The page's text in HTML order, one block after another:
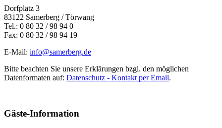
Dorfplatz 3
83122 Samerberg / Törwang
Tel.: 0 80 32 / 98 94 0
Fax: 0 80 32 / 98 94 19
E-Mail: info@samerberg.de
Bitte beachten Sie unsere Erklärungen bzgl. den möglichen
Datenformaten auf: Datenschutz - Kontakt per Email.
Gäste-Information